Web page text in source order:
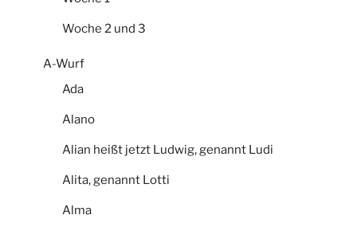
Woche 2 und 3
A-Wurf
Ada
Alano
Alian heißt jetzt Ludwig, genannt Ludi
Alita, genannt Lotti
Alma